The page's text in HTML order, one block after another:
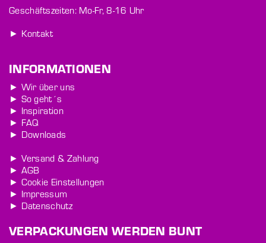
Geschäftszeiten: Mo-Fr, 8-16 Uhr
► Kontakt
INFORMATIONEN
► Wir über uns
► So geht´s
► Inspiration
► FAQ
► Downloads
► Versand & Zahlung
► AGB
► Cookie Einstellungen
► Impressum
► Datenschutz
VERPACKUNGEN WERDEN BUNT